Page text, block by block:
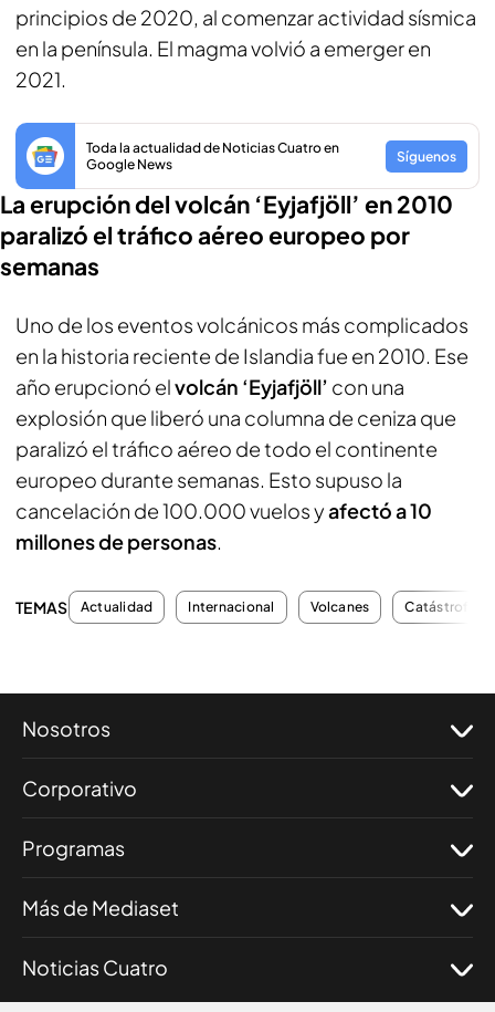
principios de 2020, al comenzar actividad sísmica
en la península. El magma volvió a emerger en
2021.
Toda la actualidad de Noticias Cuatro en
Google News
Síguenos
La erupción del volcán ‘Eyjafjöll’ en 2010
paralizó el tráfico aéreo europeo por
semanas
Uno de los eventos volcánicos más complicados
en la historia reciente de Islandia fue en 2010. Ese
año erupcionó elvolcán ‘Eyjafjöll’ con una
explosión que liberó una columna de ceniza que
paralizó el tráfico aéreo de todo el continente
europeo durante semanas. Esto supuso la
cancelación de 100.000 vuelos yafectó a 10
millones de personas.
TEMAS Actualidad Internacional Volcanes Catástrofes
Nosotros
Corporativo
Programas
Más de Mediaset
Noticias Cuatro